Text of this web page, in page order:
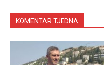
KOMENTAR TJEDNA